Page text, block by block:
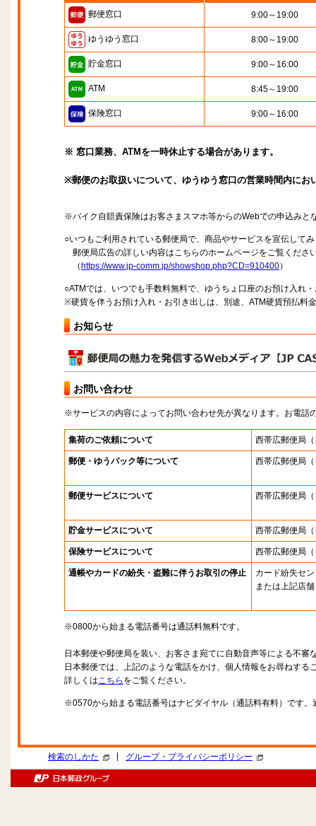
郵便窓口 9:00～19:00
ゆうゆう窓口 8:00～19:00
貯金窓口 9:00～16:00
ATM 8:45～19:00
保険窓口 9:00～16:00
※ 窓口業務、ATMを一時休止する場合があります。
※郵便のお取扱いについて、ゆうゆう窓口の営業時間内に
※バイク自賠責保険はお客さまスマホ等からのWebでの申込みと
○いつもご利用されている郵便局で、商品やサービスを宣伝して
郵便局広告の詳しい内容はこちらのホームページをご覧くださ
（ https://www.jp-comm.jp/showshop.php?CD=910400）
○ATMでは、いつでも手数料無料で、ゆうちょ口座のお預け入れ
※硬貨を伴うお預け入れ・お引き出しは、別途、ATM硬貨預払料
お知らせ
お問い合わせ
※サービスの内容によってお問い合わせ先が異なります。お電話
集荷のご依頼について 西帯広郵便局
郵便・ゆうパック等について 西帯広郵便局
郵便サービスについて 西帯広郵便局
貯金サービスについて 西帯広郵便局
保険サービスについて 西帯広郵便局
通帳やカードの紛失・盗難に伴うお取引の停止
カード紛失セ
または上記店舗
※0800から始まる電話番号は通話料無料です。
日本郵便や郵便局を装い、お客さま宛てに自動音声等による不審
日本郵便では、上記のような電話をかけ、個人情報をお尋ねする
詳しくはこちら をご覧ください。
※0570から始まる電話番号はナビダイヤル（通話料有料）です
検索のしかた グループ・プライバシーポリシー